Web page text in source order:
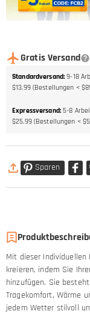
Gratis Versand
Standardversand: 9-18
$13.99 (Bestellungen <
Expressversand: 5-8
$25.99 (Bestellungen <
Sparen
Mit dieser Individuellen
kreieren, indem Sie
hinzufügen. Sie
Tragekomfort, Wärme
jedem Wetter stilvoll